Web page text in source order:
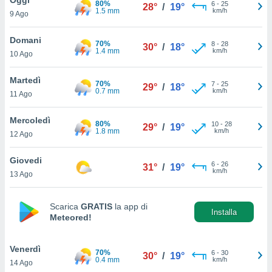
è
al sito
di
ci
di
il
un
la
nella
9 Ago
80%
1.5 mm
28° / 19° 6- 25
km/h
Domani
10 Ago
70%
1.4 mm
30° / 18° 8- 28
km/h
Martedì
11 Ago
70%
0.7 mm
29° / 18° 7- 25
km/h
Mercoledì
12 Ago
80%
1.8 mm
29° / 19° 10- 28
km/h
Giovedi
13 Ago
31° / 19° 6- 26
km/h
Scarica GRATIS la app di
Meteored!
Installa
Venerdì
14 Ago
70%
0.4 mm
30° / 19° 6- 30
km/h